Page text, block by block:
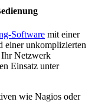
Software mit einer
einer unkomplizierten
Netzwerk
Einsatz unter
wie Nagios oder